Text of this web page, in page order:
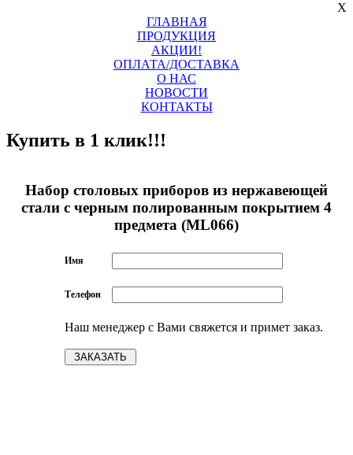
X
ГЛАВНАЯ
ПРОДУКЦИЯ
АКЦИИ!
ОПЛАТА/ДОСТАВКА
О НАС
НОВОСТИ
КОНТАКТЫ
Купить в 1 клик!!!
Набор столовых приборов из нержавеющей
стали с черным полированным покрытием 4
предмета (ML066)
Имя
Телефон
Наш менеджер с Вами свяжется и примет заказ.